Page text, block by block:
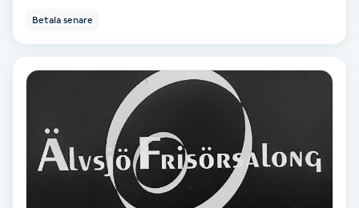
Funktionsanalys
Betala senare